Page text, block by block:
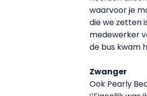
waarvoor je
die we zetten
medewerker
de bus kwam
Zwanger
Ook Pearly